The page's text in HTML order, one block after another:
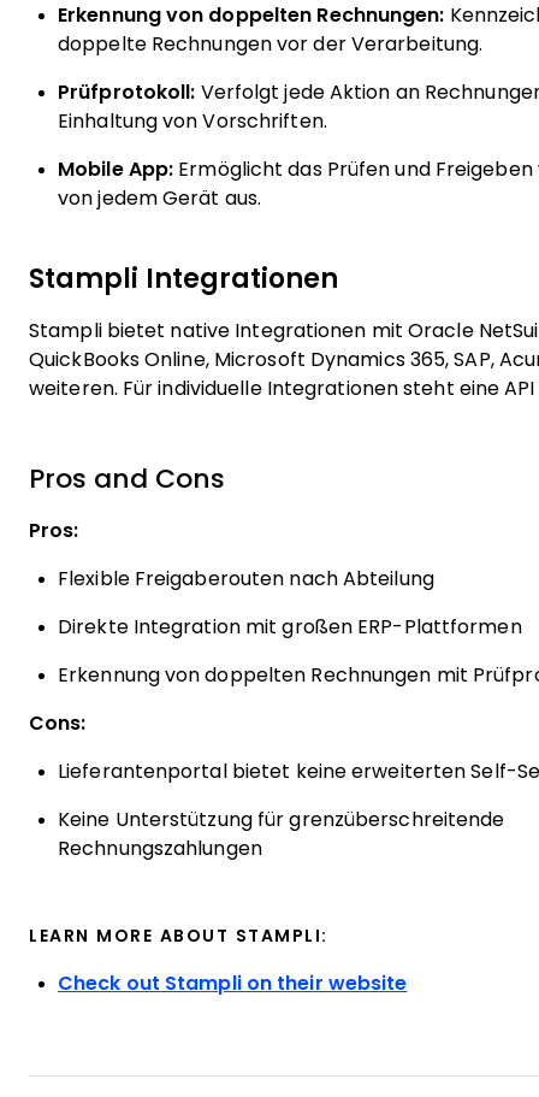
Erkennung von doppelten Rechnungen:
doppelte Rechnungen vor der Verarbeitung.
Prüfprotokoll: Verfolgt jede Aktion an
Einhaltung von Vorschriften.
Mobile App: Ermöglicht das Prüfen und Freigeben
von jedem Gerät aus.
Stampli Integrationen
Stampli bietet native Integrationen mit Oracle
QuickBooks Online, Microsoft Dynamics 365, SAP,
weiteren. Für individuelle Integrationen steht eine API
Pros and Cons
Pros:
Flexible Freigaberouten nach Abteilung
Direkte Integration mit großen ERP-Plattformen
Erkennung von doppelten Rechnungen mit
Cons:
Lieferantenportal bietet keine erweiterten Self-
Keine Unterstützung für grenzüberschreitende
Rechnungszahlungen
LEARN MORE ABOUT STAMPLI:
Check out Stampli on their website